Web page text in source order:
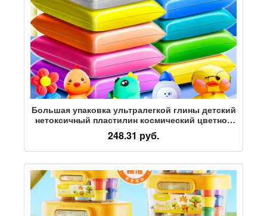
Большая упаковка ультралегкой глины детский
нетоксичный пластилин космический цветной
пластилин ручной работы diy белый 500 г
глиняного материала
248.31 руб.